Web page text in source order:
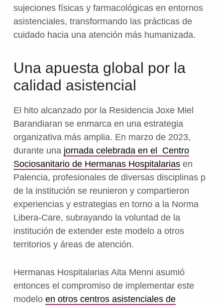
sujeciones físicas y farmacológicas en entornos
asistenciales, transformando las prácticas de
cuidado hacia una atención más humanizada.
Una apuesta global por la
calidad asistencial
El hito alcanzado por la Residencia Joxe Miel
Barandiaran se enmarca en una estrategia
organizativa más amplia. En marzo de 2023,
durante una jornada celebrada en el Centro
Sociosanitario de Hermanas Hospitalariasen
Palencia, profesionales de diversas disciplinas p​
de la institución se reunieron y c​ompartieron
experiencias y estrategias en torno a la Norma
Libera-Care, subrayando la voluntad de la
institución de extender este modelo a ​otros
territorios yáreas de atención.
Hermanas Hospitalarias Aita Menni a​sumió
entoncesel compromiso de implementar este
modelo en otros centros asistenciales de